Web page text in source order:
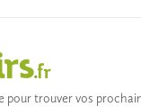
pour trouver vos